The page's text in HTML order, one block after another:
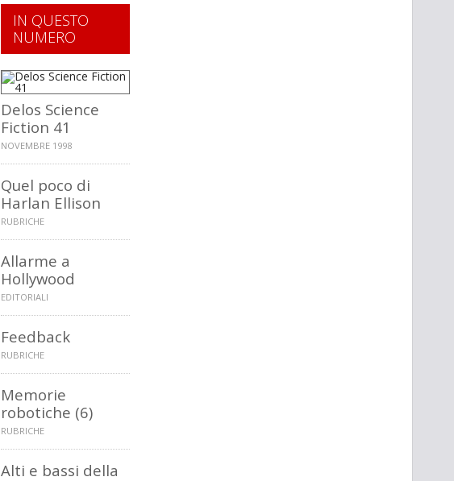
IN QUESTO
NUMERO
Delos Science
Fiction 41
NOVEMBRE 1998
Quel poco di
Harlan Ellison
RUBRICHE
Allarme a
Hollywood
EDITORIALI
Feedback
RUBRICHE
Memorie
robotiche (6)
RUBRICHE
Alti e bassi della